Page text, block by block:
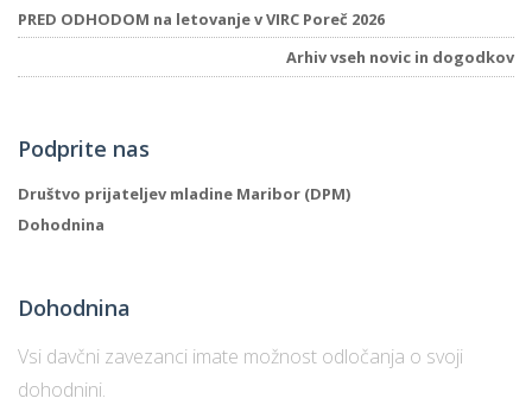
PRED ODHODOM na letovanje v VIRC Poreč 2026
Arhiv vseh novic in dogodkov
Podprite nas
Društvo prijateljev mladine Maribor (DPM)
Dohodnina
Dohodnina
Vsi davčni zavezanci imate možnost odločanja o svoji
dohodnini.